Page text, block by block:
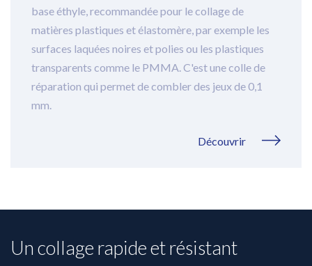
base éthyle, recommandée pour le collage de
matières plastiques et élastomère, par exemple les
surfaces laquées noires et polies ou les plastiques
transparents comme le PMMA. C'est une colle de
réparation qui permet de combler des jeux de 0,1
mm.
Découvrir
Un collage rapide et résistant